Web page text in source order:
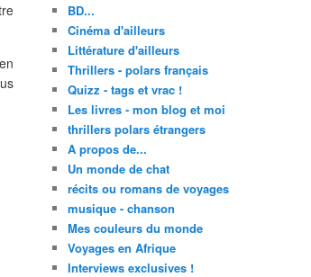
BD...
Cinéma d'ailleurs
Littérature d'ailleurs
Thrillers - polars français
Quizz - tags et vrac !
Les livres - mon blog et moi
thrillers polars étrangers
A propos de...
Un monde de chat
récits ou romans de voyages
musique - chanson
Mes couleurs du monde
Voyages en Afrique
Interviews exclusives !